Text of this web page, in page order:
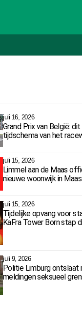
juli 16, 2026
Grand Prix van België:
tijdschema van het
juli 15, 2026
Limmel aan de Maas
nieuwe woonwijk in
juli 15, 2026
Tijdelijke opvang voor
KaFra Tower Born stap
juli 9, 2026
Politie Limburg ontslaat
meldingen seksueel